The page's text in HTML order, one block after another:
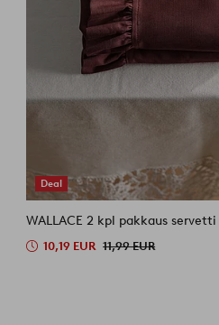
Deal
WALLACE 2 kpl pakkaus servetti
10,19 EUR 11,99 EUR